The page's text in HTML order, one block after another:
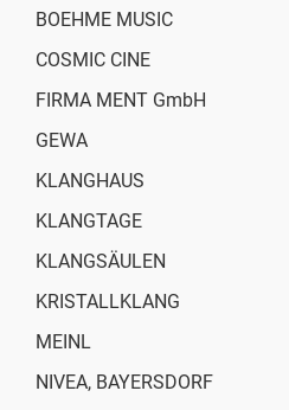
BOEHME MUSIC
COSMIC CINE
FIRMA MENT GmbH
GEWA
KLANGHAUS
KLANGTAGE
KLANGSÄULEN
KRISTALLKLANG
MEINL
NIVEA, BAYERSDORF